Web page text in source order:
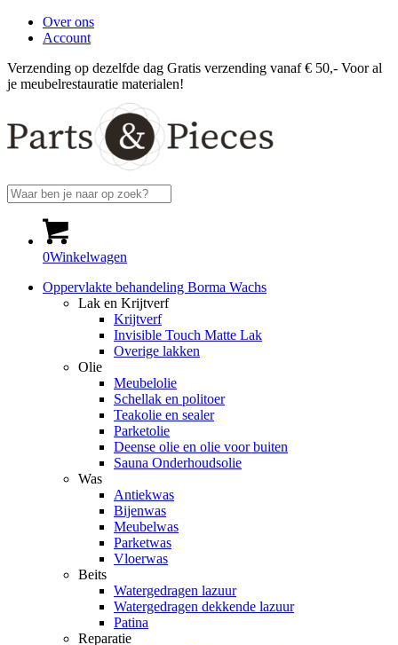
Over ons
Account
Verzending op dezelfde dag Gratis verzending vanaf € 50,- Voor al
je meubelrestauratie materialen!
0Winkelwagen
Oppervlakte behandeling Borma Wachs
Lak en Krijtverf
Krijtverf
Invisible Touch Matte Lak
Overige lakken
Olie
Meubelolie
Schellak en politoer
Teakolie en sealer
Parketolie
Deense olie en olie voor buiten
Sauna Onderhoudsolie
Was
Antiekwas
Bijenwas
Meubelwas
Parketwas
Vloerwas
Beits
Watergedragen lazuur
Watergedragen dekkende lazuur
Patina
Reparatie